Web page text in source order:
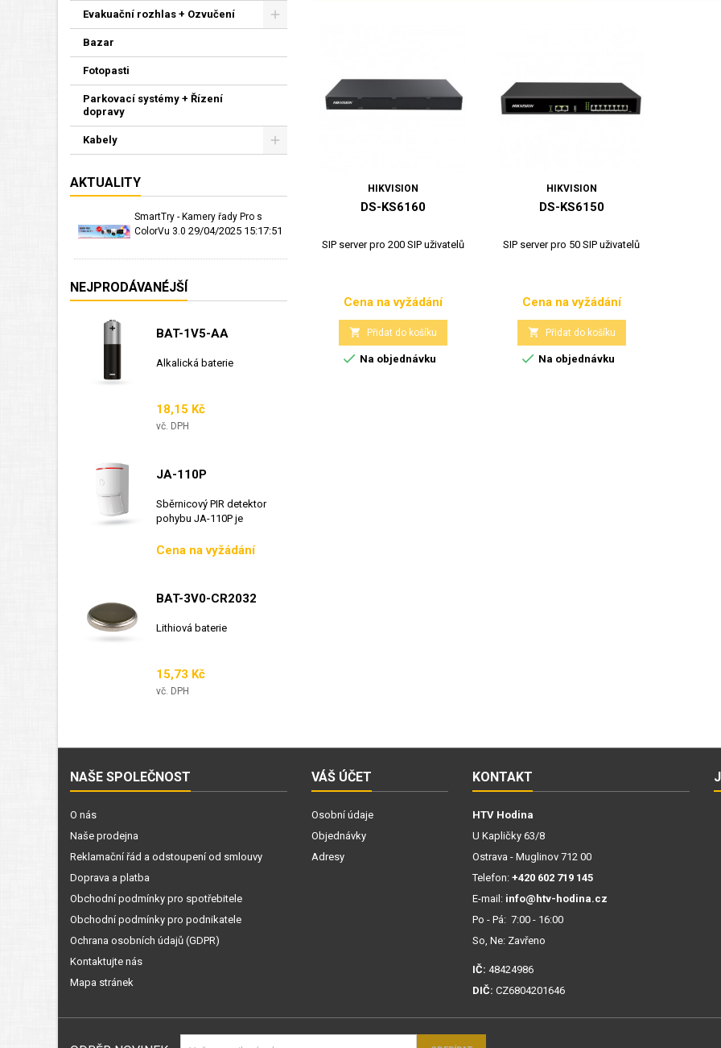
Evakuační rozhlas + Ozvučení
Bazar
Fotopasti
Parkovací systémy + Řízení
dopravy
Kabely
AKTUALITY
SmartTry - Kamery řady Pro s
ColorVu 3.0 29/04/2025 15:17:51
NEJPRODÁVANÉJŠÍ
BAT-1V5-AA
Alkalická baterie
Cena
18,15 Kč
vč. DPH
JA-110P
Sběrnicový PIR detektor
pohybu JA-110P je
Cena
Cena na vyžádání
BAT-3V0-CR2032
Lithiová baterie
Cena
15,73 Kč
vč. DPH
HIKVISION
DS-KS6160
SIP server pro 200 SIP uživatelů
Cena
Cena na vyžádání
 Přidat do košíku
 Na objednávku
HIKVISION
DS-KS6150
SIP server pro 50 SIP uživatelů
Cena
Cena na vyžádání
 Přidat do košíku
 Na objednávku
NAŠE SPOLEČNOST
O nás
Naše prodejna
Reklamační řád a odstoupení od smlouvy
Doprava a platba
Obchodní podmínky pro spotřebitele
Obchodní podmínky pro podnikatele
Ochrana osobních údajů (GDPR)
Kontaktujte nás
Mapa stránek
VÁŠ ÚČET
Osobní údaje
Objednávky
Adresy
KONTAKT
HTV Hodina
U Kapličky 63/8
Ostrava - Muglinov 712 00
Telefon: +420 602 719 145
E-mail: info@htv-hodina.cz
Po - Pá: 7:00 - 16:00
So, Ne: Zavřeno
IČ: 48424986
DIČ: CZ6804201646